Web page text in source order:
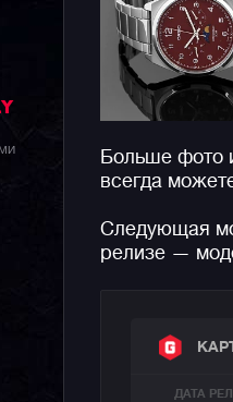
Больше фото
всегда
Следующая
релизе —
ДАТА